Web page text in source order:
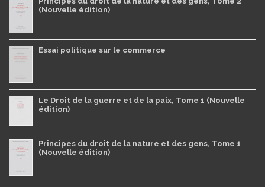
(Nouvelle édition)
Essai politique sur le commerce
Le Droit de la guerre et de la paix, Tome 1 (Nouvelle
édition)
Principes du droit de la nature et des gens, Tome 1
(Nouvelle édition)